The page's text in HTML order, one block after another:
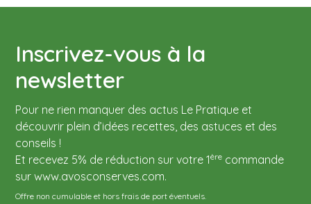
Convient pour le réfrigérateur ou le garde-manger. A
Le Pratique est compatible avec l'ensemble des
machines sous vide Le Pratique.
Grâce aux trois formats de 0.7L, 1.4L et 2L, vous
individuelles comme familiales.
Inclus :
- un tuyau d'aspiration
- trois embouts
3. Positionner le couvercle sur "fermé".
automatiquement.
Inscrivez-vous à la
newsletter
Pour ne rien manquer des actus Le Pratique et
découvrir plein d’idées recettes, des astuces et des
conseils !
Et recevez 5% de réduction sur votre 1ère commande
sur www.avosconserves.com.
Offre non cumulable et hors frais de port éventuels.